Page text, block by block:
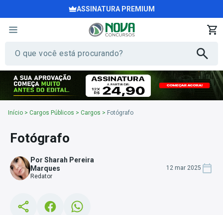
ASSINATURA PREMIUM
Início > Cargos Públicos > Cargos > Fotógrafo
Fotógrafo
Por Sharah Pereira
Marques
Redator
12 mar 2025